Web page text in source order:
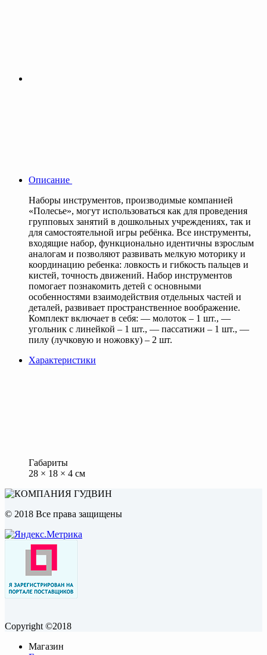
Описание
Наборы инструментов, производимые компанией
«Полесье», могут использоваться как для проведения
групповых занятий в дошкольных учреждениях, так и
для самостоятельной игры ребёнка. Все инструменты,
входящие набор, функционально идентичны взрослым
аналогам и позволяют развивать мелкую моторику и
координацию ребенка: ловкость и гибкость пальцев и
кистей, точность движений. Набор инструментов
помогает познакомить детей с основными
особенностями взаимодействия отдельных частей и
деталей, развивает пространственное воображение.
Комплект включает в себя: — молоток – 1 шт., —
угольник с линейкой – 1 шт., — пассатижи – 1 шт., —
пилу (лучковую и ножовку) – 2 шт.
Характеристики
Габариты
28 × 18 × 4 см
© 2018 Все права защищены
Copyright ©2018
Магазин